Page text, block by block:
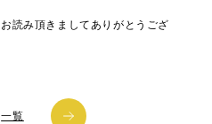
読み頂きましてありがとうござ
一覧